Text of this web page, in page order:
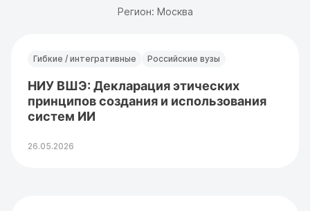
Регион: Москва
Гибкие / интегративные Российские вузы
НИУ ВШЭ: Декларация этических
принципов создания и использования
систем ИИ
26.05.2026